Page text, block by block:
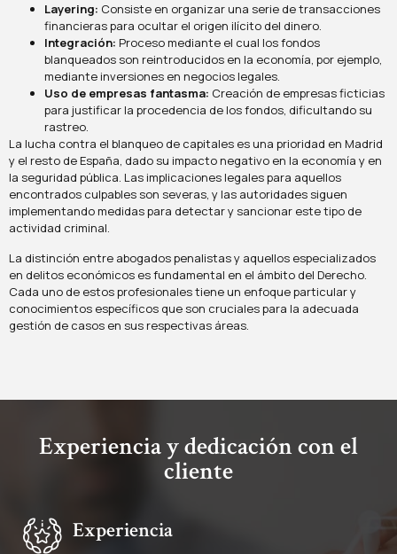
Layering: Consiste en organizar una serie de transacciones
financieras para ocultar el origen ilícito del dinero.
Integración: Proceso mediante el cual los fondos
blanqueados son reintroducidos en la economía, por ejemplo,
mediante inversiones en negocios legales.
Uso de empresas fantasma: Creación de empresas ficticias
para justificar la procedencia de los fondos, dificultando su
rastreo.
La lucha contra el blanqueo de capitales es una prioridad en Madrid
y el resto de España, dado su impacto negativo en la economía y en
la seguridad pública. Las implicaciones legales para aquellos
encontrados culpables son severas, y las autoridades siguen
implementando medidas para detectar y sancionar este tipo de
actividad criminal.
La distinción entre abogados penalistas y aquellos especializados
en delitos económicos es fundamental en el ámbito del Derecho.
Cada uno de estos profesionales tiene un enfoque particular y
conocimientos específicos que son cruciales para la adecuada
gestión de casos en sus respectivas áreas.
Experiencia y dedicación con el
cliente
Experiencia